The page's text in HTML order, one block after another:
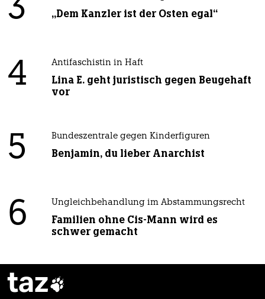
3 „Dem Kanzler ist der Osten egal“
4 Antifaschistin in Haft
Lina E. geht juristisch gegen Beugehaft
vor
5 Bundeszentrale gegen Kinderfiguren
Benjamin, du lieber Anarchist
6 Ungleichbehandlung im Abstammungsrecht
Familien ohne Cis-Mann wird es
schwer gemacht
taz